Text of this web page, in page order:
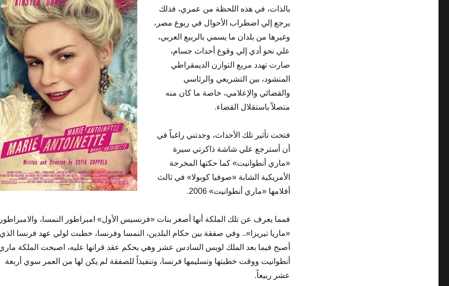
بالذات، في هذه اللحظة من عمري، فذلك
يرجع إلي اضطراب الأحوال في ربوع مصر،
وغيرها من بلدان ما يسمي بالربيع العربي،
علي نحو أدي إلي وقوع أحداث جسام،
صارت تهدد مربع التوازن الديمقراطي
المنشود، بين التشريعي والرئاسي
والقضائي والإعلامي، خاصة ما كان منه
متصلاً باستقلال القضاء.
فتحت تأثير تلك الأحداث، وجدتني راغباً في
أن أسترجع علي شاشة ذاكرتي سيرة
«ماري أنطوانيت» كما حكتها المخرجة
الأمريكية الشابة «صوفيا كوبولا» في ثالث
أفلامها «ماري أنطوانيت» 2006.
فمما يعرف عن تلك الملكة أنها أصغر بنات «فرنسيس الأول» امبراطور النمسا،
«ماريا تيريزا».. وفي صفقة بين حكام البلدين، النمسا وفرنسا، خطبت لولي عهد فرنسا الذي
أصبح فيما بعد الملك لويس السادس عشر وهي بحكم عقد قرانها عليه، اصبحت الملكة
أنطوانيت ووقت خطبتها وتسليمها فرنسا، وتنفيذاً للصفقة لم يكن لها من العمر سوي أربعة
عشر ربيعاً.